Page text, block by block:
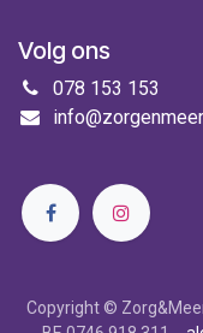
Volg ons
078 153 153
Copyright ©